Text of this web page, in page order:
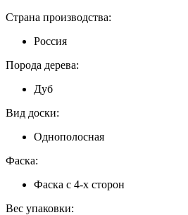
Страна производства:
Россия
Порода дерева:
Дуб
Вид доски:
Однополосная
Фаска:
Фаска с 4-х сторон
Вес упаковки: